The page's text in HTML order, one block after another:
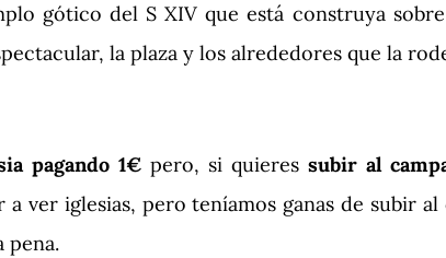
gótico del S XIV que está construya
la plaza y los alrededores que la
pagando 1€ pero, si quieres subir al
ver iglesias, pero teníamos ganas de subir
pena.